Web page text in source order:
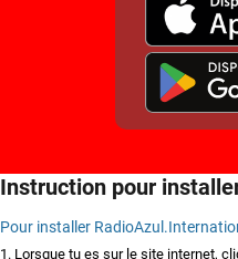
Instruction pour
Pour installer
1. Lorsque tu es sur le site internet, c